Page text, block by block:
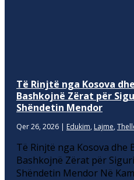
Të Rinjtë nga Kosova
Bashkojnë Zërat për
Shëndetin Mendor
Qer 26, 2026 | Edukim, Lajme,
Të Rinjtë nga Kosova dhe
Bashkojnë Zërat për
Shëndetin Mendor Në